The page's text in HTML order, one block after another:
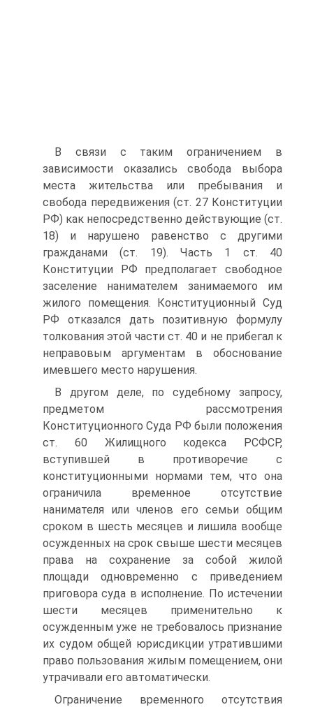
В связи с таким ограничением в
зависимости оказались свобода выбора
места жительства или пребывания и
свобода передвижения (ст. 27 Конституции
РФ) как непосредственно действующие (ст.
18) и нарушено равенство с другими
гражданами (ст. 19). Часть 1 ст. 40
Конституции РФ предполагает свободное
заселение нанимателем занимаемого им
жилого помещения. Конституционный Суд
РФ отказался дать позитивную формулу
толкования этой части ст. 40 и не прибегал к
неправовым аргументам в обоснование
имевшего место нарушения.
В другом деле, по судебному запросу,
предметом рассмотрения
Конституционного Суда РФ были положения
ст. 60 Жилищного кодекса РСФСР,
вступившей в противоречие с
конституционными нормами тем, что она
ограничила временное отсутствие
нанимателя или членов его семьи общим
сроком в шесть месяцев и лишила вообще
осужденных на срок свыше шести месяцев
права на сохранение за собой жилой
площади одновременно с приведением
приговора суда в исполнение. По истечении
шести месяцев применительно к
осужденным уже не требовалось признание
их судом общей юрисдикции утратившими
право пользования жилым помещением, они
утрачивали его автоматически.
Ограничение временного отсутствия